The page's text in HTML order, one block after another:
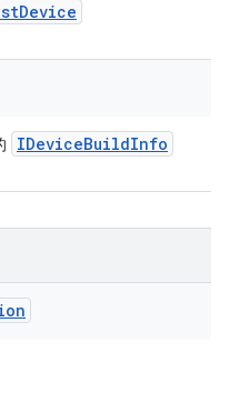
Device
IDeviceBuildInfo